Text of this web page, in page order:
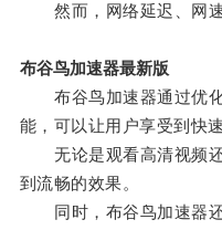
然而，网络延迟、网速
布谷鸟加速器最新版
布谷鸟加速器通过优化
能，可以让用户享受到快
无论是观看高清视频还
到流畅的效果。
同时，布谷鸟加速器还